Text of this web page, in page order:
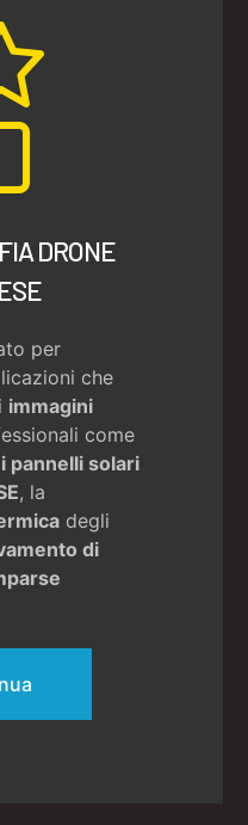
DRONE
per
che
immagini
come
pannelli solari
, la
degli
di